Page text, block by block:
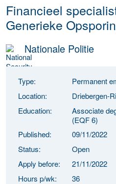
Financieel
Generieke
Nationale Politie
Type:
Permanent
Location:
Driebergen-
Education:
Associate
(EQF 6)
Published:
09/11/2022
Status:
Open
Apply before:
21/11/2022
Hours p/wk:
36